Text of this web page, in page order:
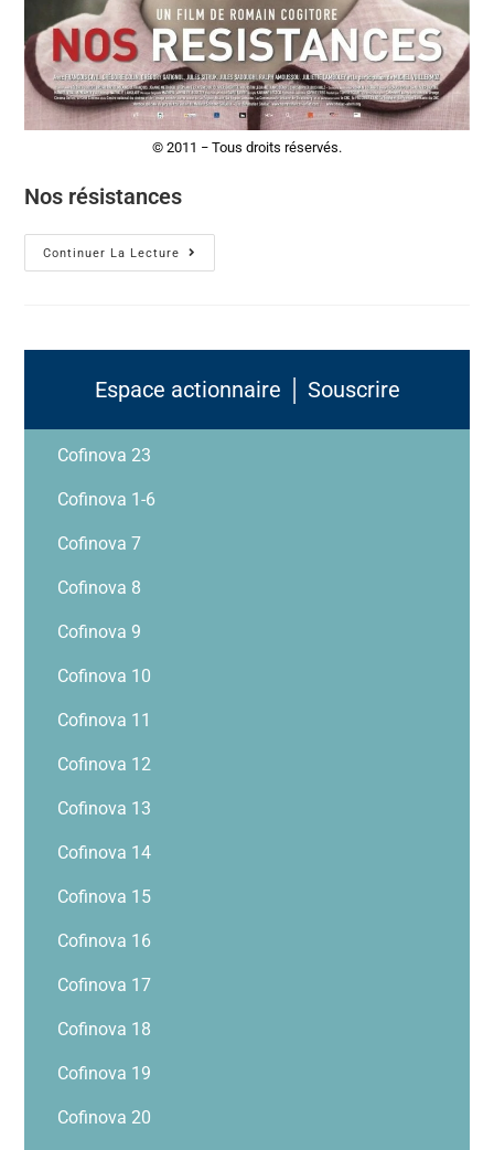
© 2011 − Tous droits réservés.
Nos résistances
Continuer La Lecture
Espace actionnaire │ Souscrire
Cofinova 23
Cofinova 1-6
Cofinova 7
Cofinova 8
Cofinova 9
Cofinova 10
Cofinova 11
Cofinova 12
Cofinova 13
Cofinova 14
Cofinova 15
Cofinova 16
Cofinova 17
Cofinova 18
Cofinova 19
Cofinova 20